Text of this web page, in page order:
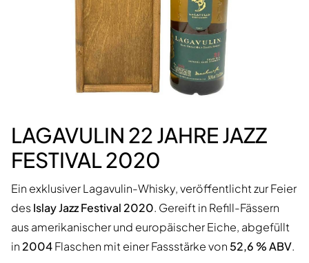
LAGAVULIN 22 JAHRE JAZZ
FESTIVAL 2020
Ein exklusiver Lagavulin-Whisky, veröffentlicht zur Feier
desIslay Jazz Festival 2020. Gereift in Refill-Fässern
aus amerikanischer und europäischer Eiche, abgefüllt
in2004Flaschen mit einer Fassstärke von 52,6 % ABV.